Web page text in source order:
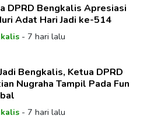
DPRD Bengkalis Apresiasi
Adat Hari Jadi ke-514
- 7 hari lalu
Bengkalis, Ketua DPRD
Nugraha Tampil Pada Fun
- 7 hari lalu